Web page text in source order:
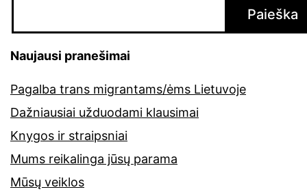
Paieška
Naujausi pranešimai
Pagalba trans migrantams/ėms Lietuvoje
Dažniausiai užduodami klausimai
Knygos ir straipsniai
Mums reikalinga jūsų parama
Mūsų veiklos